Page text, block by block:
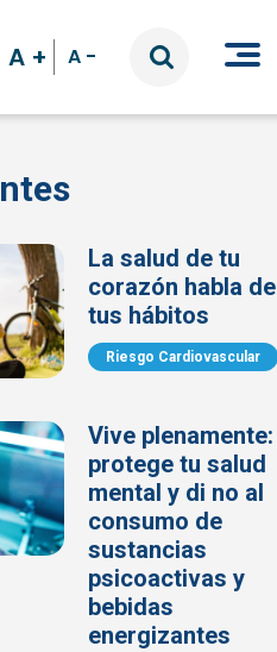
A + A -
La salud de tu
corazón habla de
tus hábitos
Riesgo Cardiovascular
Vive plenamente:
protege tu salud
mental y di no al
consumo de
sustancias
psicoactivas y
bebidas
energizantes